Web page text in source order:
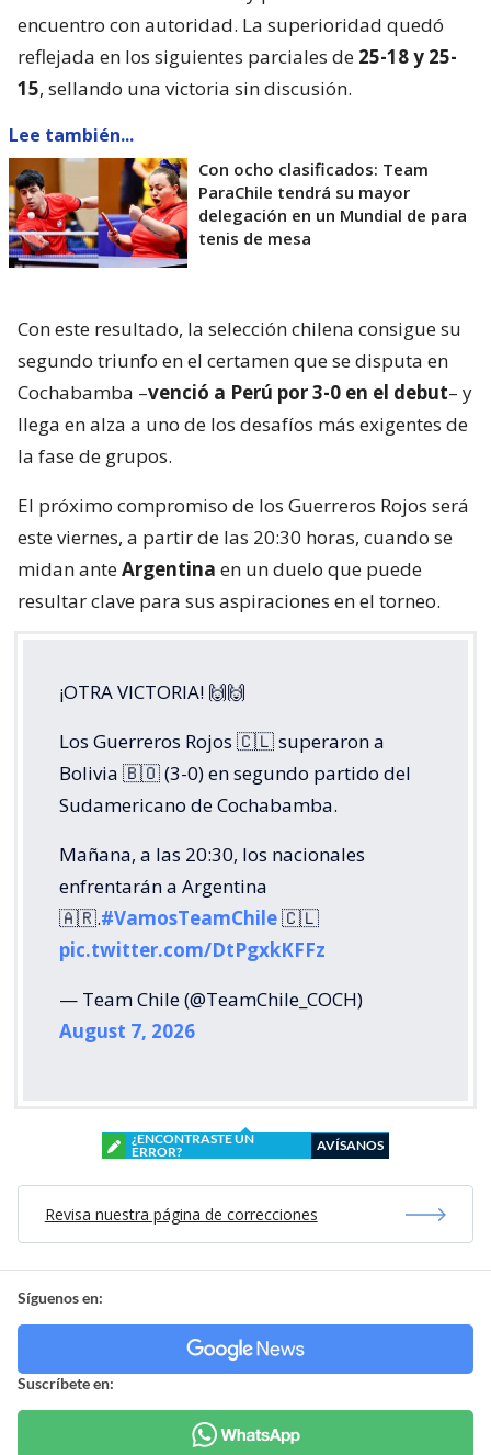
encuentro con autoridad. La superioridad quedó
reflejada en los siguientes parciales de 25-18 y 25-
15, sellando una victoria sin discusión.
Lee también...
Con ocho clasificados: Team
ParaChile tendrá su mayor
delegación en un Mundial de para
tenis de mesa
Con este resultado, la selección chilena consigue su
segundo triunfo en el certamen que se disputa en
Cochabamba –venció a Perú por 3-0 en el debut– y
llega en alza a uno de los desafíos más exigentes de
la fase de grupos.
El próximo compromiso de los Guerreros Rojos será
este viernes, a partir de las 20:30 horas, cuando se
midan anteArgentina en un duelo que puede
resultar clave para sus aspiraciones en el torneo.
¡OTRA VICTORIA! 🙌🙌
Los Guerreros Rojos 🇨🇱 superaron a
Bolivia 🇧🇴 (3-0) en segundo partido del
Sudamericano de Cochabamba.
Mañana, a las 20:30, los nacionales
enfrentarán a Argentina
🇦🇷.#VamosTeamChile🇨🇱
pic.twitter.com/DtPgxkKFFz
— Team Chile (@TeamChile_COCH)
August 7, 2026
¿ENCONTRASTE UN
ERROR?
AVÍSANOS
Revisa nuestra página de correcciones
Síguenos en:
Suscríbete en: